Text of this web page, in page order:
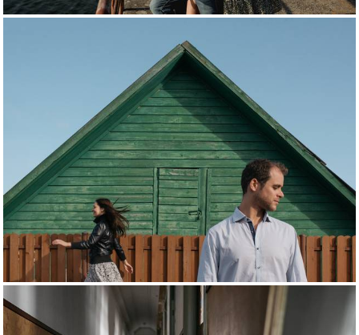
2320 2